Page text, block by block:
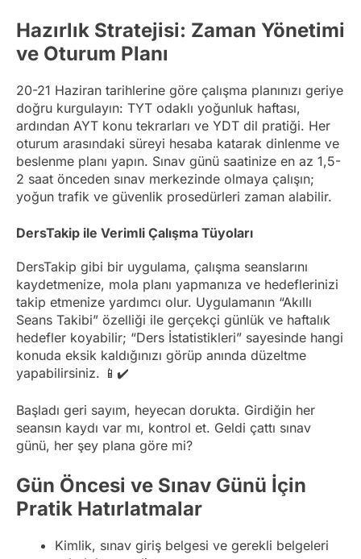
Hazırlık Stratejisi: Zaman Yönetimi
ve Oturum Planı
20-21 Haziran tarihlerine göre çalışma planınızı geriye
doğru kurgulayın: TYT odaklı yoğunluk haftası,
ardından AYT konu tekrarları ve YDT dil pratiği. Her
oturum arasındaki süreyi hesaba katarak dinlenme ve
beslenme planı yapın. Sınav günü saatinize en az 1,5-
2 saat önceden sınav merkezinde olmaya çalışın;
yoğun trafik ve güvenlik prosedürleri zaman alabilir.
DersTakip ile Verimli Çalışma Tüyoları
DersTakip gibi bir uygulama, çalışma seanslarını
kaydetmenize, mola planı yapmanıza ve hedeflerinizi
takip etmenize yardımcı olur. Uygulamanın “Akıllı
Seans Takibi” özelliği ile gerçekçi günlük ve haftalık
hedefler koyabilir; “Ders İstatistikleri” sayesinde hangi
konuda eksik kaldığınızı görüp anında düzeltme
yapabilirsiniz. 📱✔️
Başladı geri sayım, heyecan dorukta. Girdiğin her
seansın kaydı var mı, kontrol et. Geldi çattı sınav
günü, her şey plana göre mi?
Gün Öncesi ve Sınav Günü İçin
Pratik Hatırlatmalar
Kimlik, sınav giriş belgesi ve gerekli belgeleri